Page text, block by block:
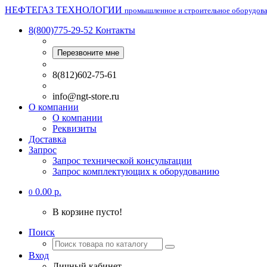
НЕФТЕГАЗ ТЕХНОЛОГИИ промышленное и строительное
8(800)775-29-52 Контакты
Перезвоните мне
8(812)602-75-61
info@ngt-store.ru
О компании
О компании
Реквизиты
Доставка
Запрос
Запрос технической консультации
Запрос комплектующих к оборудованию
0 0.00 р.
В корзине пусто!
Поиск
Вход